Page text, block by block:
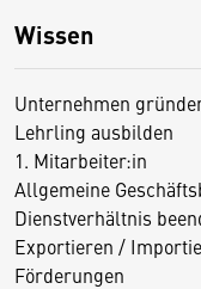
Wissen
Unternehmen
Lehrling ausbilden
1. Mitarbeiter:in
Allgemeine
Dienstverhältnis
Exportieren /
Förderungen